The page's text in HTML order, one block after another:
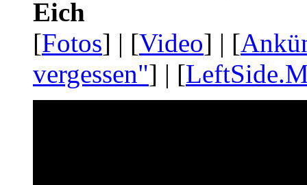
Eich
[Fotos] | [Video] | [
vergessen"] | [